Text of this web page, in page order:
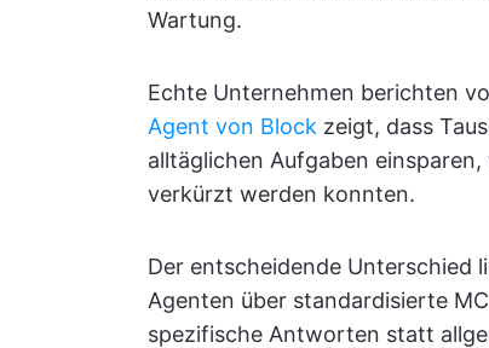
Wartung.
Echte Unternehmen berichten
Agent von Block zeigt, dass
alltäglichen Aufgaben
verkürzt werden konnten.
Der entscheidende Unterschied
Agenten über standardisierte
spezifische Antworten statt